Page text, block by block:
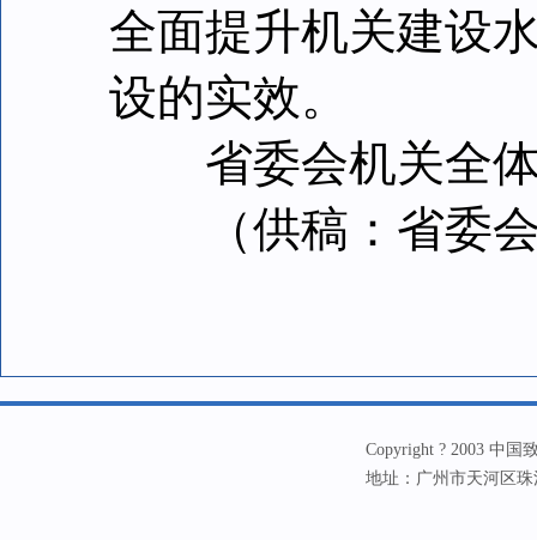
全面提升机关建设
设的实效。
省委会机关全体
（供稿：省委会
Copyright ? 2003 中国
地址：广州市天河区